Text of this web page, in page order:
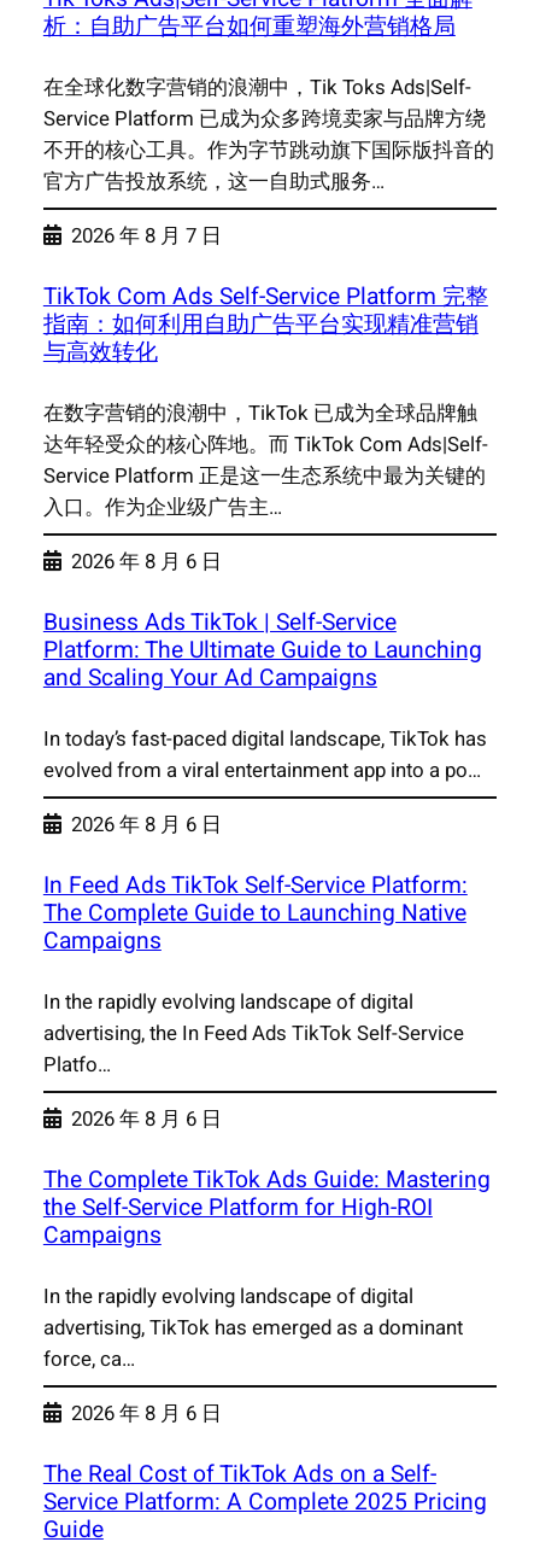
析：自助广告平台如何重塑海外营销格局
在全球化数字营销的浪潮中，Tik Toks Ads|Self-
Service Platform 已成为众多跨境卖家与品牌方绕
不开的核心工具。作为字节跳动旗下国际版抖音的
官方广告投放系统，这一自助式服务…
2026 年 8 月 7 日
TikTok Com Ads Self-Service Platform 完整
指南：如何利用自助广告平台实现精准营销
与高效转化
在数字营销的浪潮中，TikTok 已成为全球品牌触
达年轻受众的核心阵地。而 TikTok Com Ads|Self-
Service Platform 正是这一生态系统中最为关键的
入口。作为企业级广告主…
2026 年 8 月 6 日
Business Ads TikTok | Self-Service
Platform: The Ultimate Guide to Launching
and Scaling Your Ad Campaigns
In today’s fast-paced digital landscape, TikTok has
evolved from a viral entertainment app into a po…
2026 年 8 月 6 日
In Feed Ads TikTok Self-Service Platform:
The Complete Guide to Launching Native
Campaigns
In the rapidly evolving landscape of digital
advertising, the In Feed Ads TikTok Self-Service
Platfo…
2026 年 8 月 6 日
The Complete TikTok Ads Guide: Mastering
the Self-Service Platform for High-ROI
Campaigns
In the rapidly evolving landscape of digital
advertising, TikTok has emerged as a dominant
force, ca…
2026 年 8 月 6 日
The Real Cost of TikTok Ads on a Self-
Service Platform: A Complete 2025 Pricing
Guide